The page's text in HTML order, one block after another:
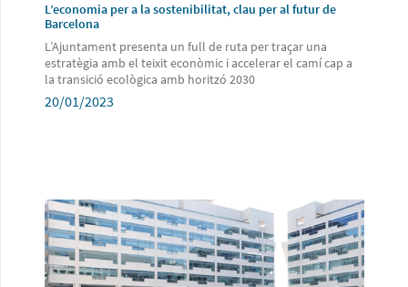
L’economia per a la sostenibilitat, clau per al futur de
Barcelona
L’Ajuntament presenta un full de ruta per traçar una
estratègia amb el teixit econòmic i accelerar el camí cap a
la transició ecològica amb horitzó 2030
20/01/2023